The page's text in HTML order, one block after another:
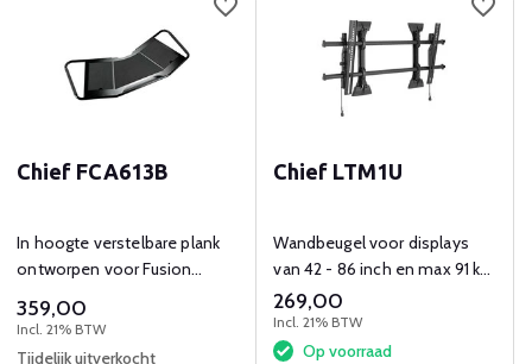
Chief FCA613B
In hoogte verstelbare plank
ontworpen voor Fusion
359,00
Incl. 21% BTW
Tijdelijk uitverkocht
Chief LTM1U
Wandbeugel voor displays
van 42 - 86 inch en max 91 kg
gewicht.
269,00
Incl. 21% BTW
Op voorraad